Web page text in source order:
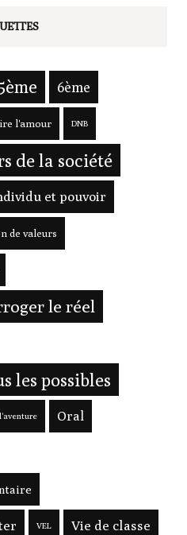
6ème
l'amour DNB
de la société
et pouvoir
de valeurs
le réel
les possibles
Oral
VEL Vie de classe